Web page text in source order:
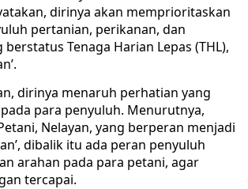
dirinya akan memprioritaskan
pertanian, perikanan, dan
Tenaga Harian Lepas (THL),
dirinya menaruh perhatian yang
para penyuluh. Menurutnya,
Nelayan, yang berperan menjadi
dibalik itu ada peran penyuluh
arahan pada para petani, agar
tercapai.